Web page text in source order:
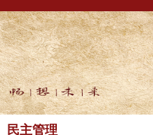
民主管理